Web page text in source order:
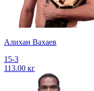
Алихан Вахаев
15-3
113.00 кг